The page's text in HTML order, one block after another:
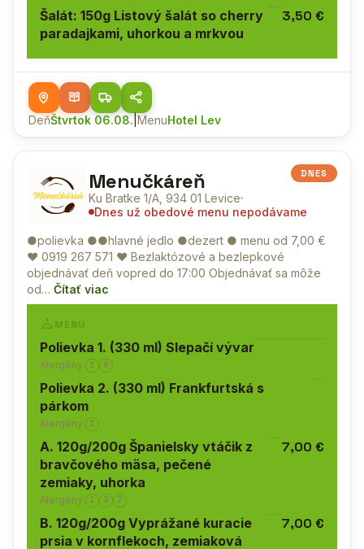
Šalát: 150g Listový šalát so cherry
paradajkami, uhorkou a mrkvou
3,50 €
DeňŠtvrtok 06.08.|MenuHotel Lev
Menučkáreň
Ku Bratke 1/A, 934 01 Levice
Dnes už obedové menu nepodávame
DNES
●polievka ●●hlavné jedlo ●dezert ● menu od 7,00 €
♥ 0919 267 571 ♥ Bezlaktózové a bezlepkové
objednávať deň vopred do 17:00 Objednávať sa môže
od… Čítať viac
MENU
Polievka 1. (330 ml) Slepačí vývar
Alergény: 1 9
Polievka 2. (330 ml) Frankfurtská s
párkom
Alergény: 1
A. 120g/200g Španielsky vtáčik z
bravčového mäsa, pečené
zemiaky, uhorka
7,00 €
Alergény: 1 3 7
B. 120g/200g Vyprážané kuracie
prsia v kornflekoch, zemiaková
7,00 €